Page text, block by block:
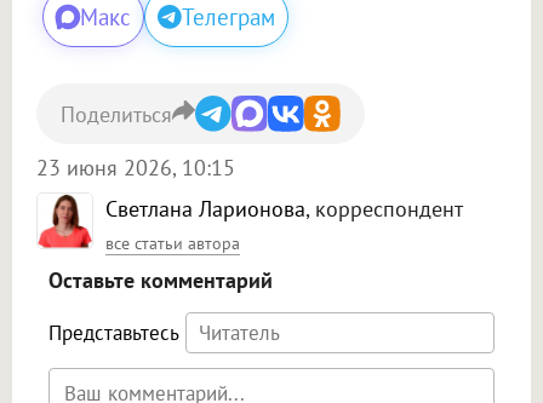
Макс Телеграм
Светлана Ларионова, корреспондент
все статьи автора
23 июня 2026, 10:15
Поделиться
Оставьте комментарий
Представьтесь